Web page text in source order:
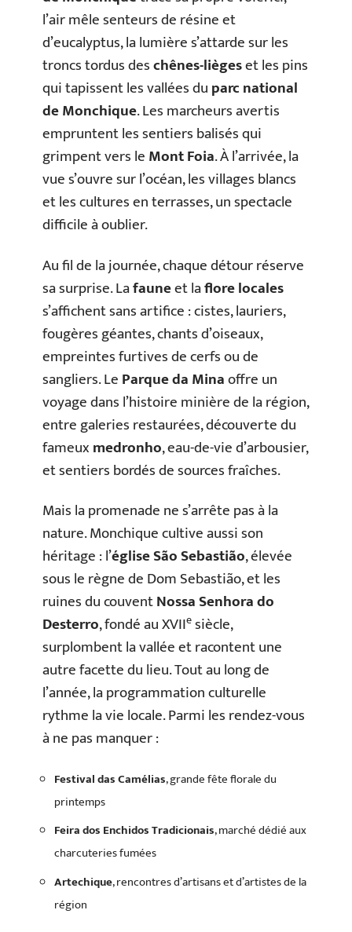
l’air mêle senteurs de résine et
d’eucalyptus, la lumière s’attarde sur les
troncs tordus deschênes-liègeset les pins
qui tapissent les vallées duparc national
de Monchique. Les marcheurs avertis
empruntent les sentiers balisés qui
grimpent vers leMont Foia. À l’arrivée, la
vue s’ouvre sur l’océan, les villages blancs
et les cultures en terrasses, un spectacle
difficile à oublier.
Au fil de la journée, chaque détour réserve
sa surprise. Lafauneet laflore locales
s’affichent sans artifice : cistes, lauriers,
fougères géantes, chants d’oiseaux,
empreintes furtives de cerfs ou de
sangliers. LeParque da Minaoffre un
voyage dans l’histoire minière de la région,
entre galeries restaurées, découverte du
fameuxmedronho, eau-de-vie d’arbousier,
et sentiers bordés de sources fraîches.
Mais la promenade ne s’arrête pas à la
nature. Monchique cultive aussi son
héritage : l’église São Sebastião, élevée
sous le règne de Dom Sebastião, et les
ruines du couventNossa Senhora do
Desterro, fondé au XVIIesiècle,
surplombent la vallée et racontent une
autre facette du lieu. Tout au long de
l’année, la programmation culturelle
rythme la vie locale. Parmi les rendez-vous
à ne pas manquer :
Festival das Camélias, grande fête florale du
printemps
Feira dos Enchidos Tradicionais, marché dédié aux
charcuteries fumées
Artechique, rencontres d’artisans et d’artistes de la
région